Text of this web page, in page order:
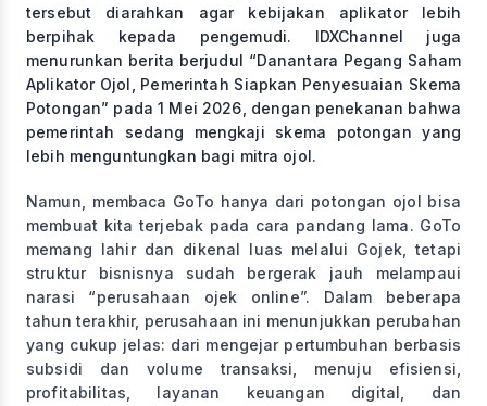
tersebut diarahkan agar kebijakan aplikator lebih
berpihak kepada pengemudi. IDXChannel juga
menurunkan berita berjudul “Danantara Pegang Saham
Aplikator Ojol, Pemerintah Siapkan Penyesuaian Skema
Potongan” pada 1 Mei 2026, dengan penekanan bahwa
pemerintah sedang mengkaji skema potongan yang
lebih menguntungkan bagi mitra ojol.
Namun, membaca GoTo hanya dari potongan ojol bisa
membuat kita terjebak pada cara pandang lama. GoTo
memang lahir dan dikenal luas melalui Gojek, tetapi
struktur bisnisnya sudah bergerak jauh melampaui
narasi “perusahaan ojek online”. Dalam beberapa
tahun terakhir, perusahaan ini menunjukkan perubahan
yang cukup jelas: dari mengejar pertumbuhan berbasis
subsidi dan volume transaksi, menuju efisiensi,
profitabilitas, layanan keuangan digital, dan